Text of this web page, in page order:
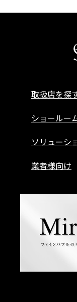
取扱店を探
ショールー
ソリューシ
業者様向け